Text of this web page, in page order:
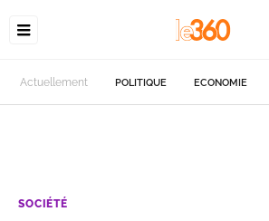
Actuellement POLITIQUE ECONOMIE
SOCIÉTÉ